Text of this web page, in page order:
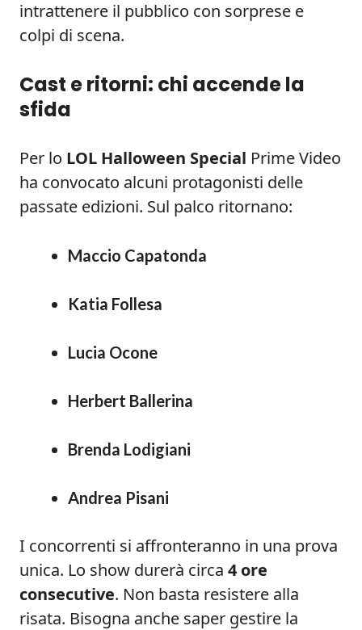
intrattenere il pubblico con sorprese e
colpi di scena.
Cast e ritorni: chi accende la
sfida
Per lo LOL Halloween Special Prime Video
ha convocato alcuni protagonisti delle
passate edizioni. Sul palco ritornano:
Maccio Capatonda
Katia Follesa
Lucia Ocone
Herbert Ballerina
Brenda Lodigiani
Andrea Pisani
I concorrenti si affronteranno in una prova
unica. Lo show durerà circa 4 ore
consecutive. Non basta resistere alla
risata. Bisogna anche saper gestire la